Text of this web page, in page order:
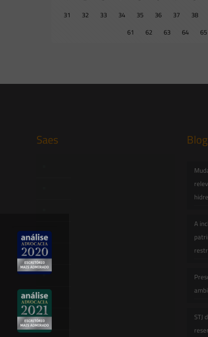
31
32 33 34 35 36 37 38
61
62 63 64 65
Saes Blog
A
STJ